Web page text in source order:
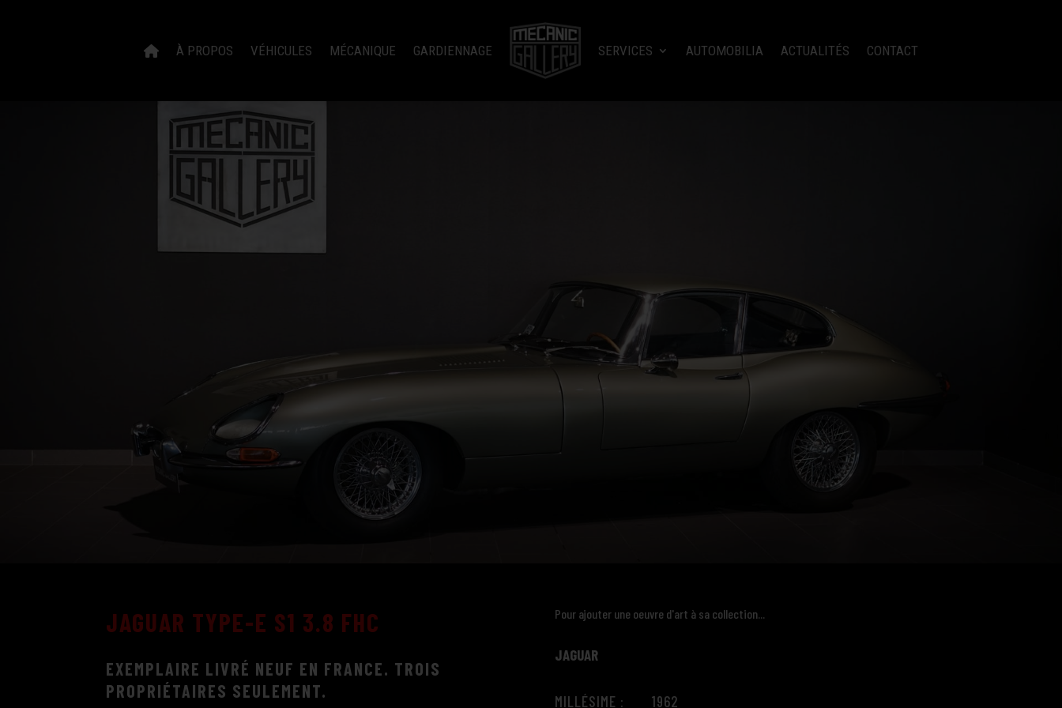
À PROPOS VÉHICULES MÉCANIQUE GARDIENNAGE SERVICES AUTOMOBILIA ACTUALITÉS CONTACT
JAGUAR TYPE-E S1 3.8 FHC
EXEMPLAIRE LIVRÉ NEUF EN FRANCE. TROIS
PROPRIÉTAIRES SEULEMENT.
Pour ajouter une oeuvre d'art à sa collection...
JAGUAR
MILLÉSIME : 1962